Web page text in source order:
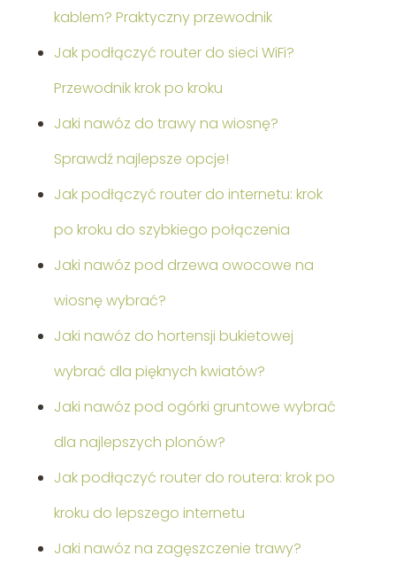
kablem? Praktyczny przewodnik
Jak podłączyć router do sieci WiFi?
Przewodnik krok po kroku
Jaki nawóz do trawy na wiosnę?
Sprawdź najlepsze opcje!
Jak podłączyć router do internetu: krok
po kroku do szybkiego połączenia
Jaki nawóz pod drzewa owocowe na
wiosnę wybrać?
Jaki nawóz do hortensji bukietowej
wybrać dla pięknych kwiatów?
Jaki nawóz pod ogórki gruntowe wybrać
dla najlepszych plonów?
Jak podłączyć router do routera: krok po
kroku do lepszego internetu
Jaki nawóz na zagęszczenie trawy?